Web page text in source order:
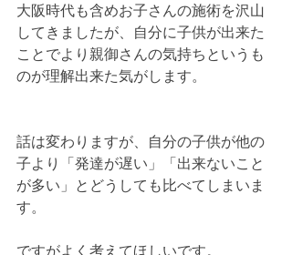
大阪時代も含めお子さんの施術を沢山
してきましたが、自分に子供が出来た
ことでより親御さんの気持ちというも
のが理解出来た気がします。
話は変わりますが、自分の子供が他の
子より「発達が遅い」「出来ないこと
が多い」とどうしても比べてしまいま
す。
ですがよく考えてほしいです。